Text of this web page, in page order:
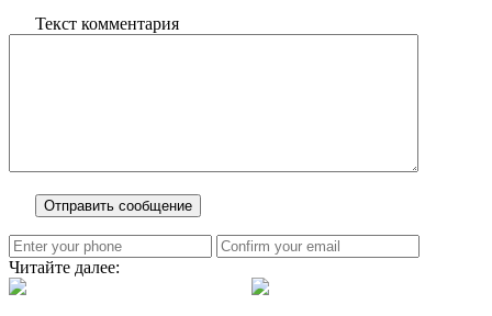
Текст комментария
Читайте далее: